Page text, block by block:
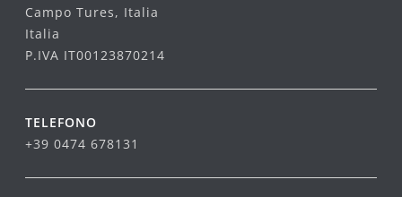
Campo Tures, Italia
Italia
P.IVA IT00123870214
TELEFONO
+39 0474 678131